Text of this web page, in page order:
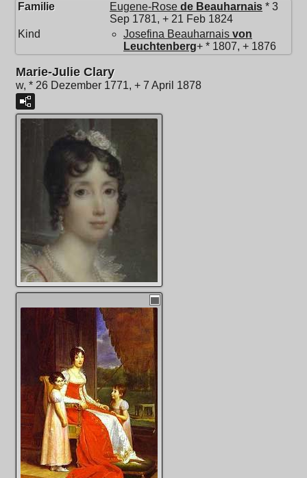
Familie Eugene-Rose de Beauharnais * 3
Sep 1781, + 21 Feb 1824
Kind
Josefina Beauharnais von
Leuchtenberg+ * 1807, + 1876
Marie-Julie Clary
w, * 26 Dezember 1771, + 7 April 1878